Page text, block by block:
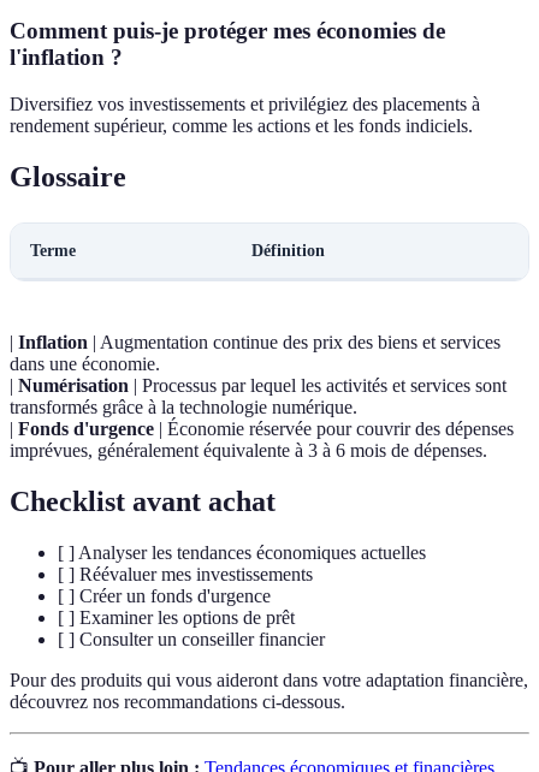
Comment puis-je protéger mes économies de
l'inflation ?
Diversifiez vos investissements et privilégiez des placements à
rendement supérieur, comme les actions et les fonds indiciels.
Glossaire
Terme Définition
| Inflation | Augmentation continue des prix des biens et services
dans une économie.
| Numérisation | Processus par lequel les activités et services sont
transformés grâce à la technologie numérique.
| Fonds d'urgence | Économie réservée pour couvrir des dépenses
imprévues, généralement équivalente à 3 à 6 mois de dépenses.
Checklist avant achat
[ ] Analyser les tendances économiques actuelles
[ ] Réévaluer mes investissements
[ ] Créer un fonds d'urgence
[ ] Examiner les options de prêt
[ ] Consulter un conseiller financier
Pour des produits qui vous aideront dans votre adaptation financière,
découvrez nos recommandations ci-dessous.
📺 Pour aller plus loin : Tendances économiques et financières